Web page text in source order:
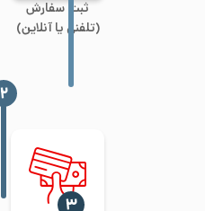
ثبت سفارش
(تلفنی یا آنلاین)
‍۲